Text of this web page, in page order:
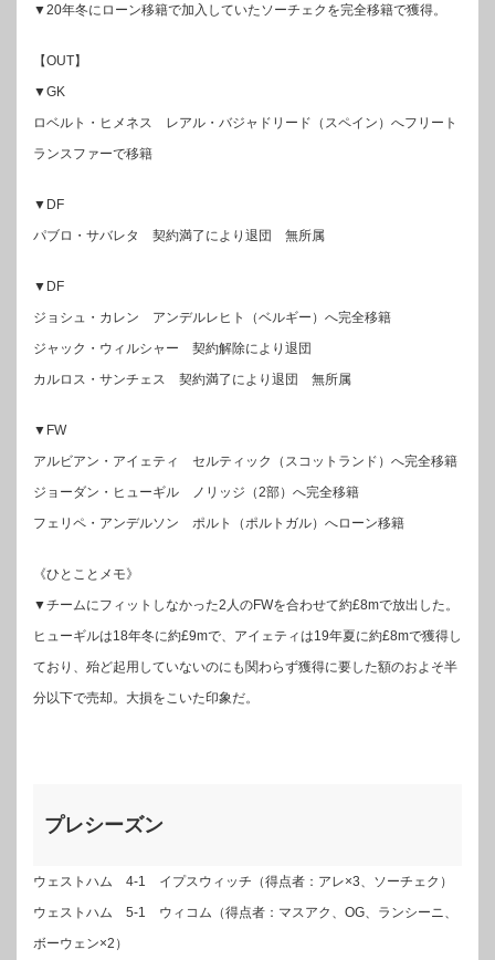
▼20年冬にローン移籍で加入していたソーチェクを完全移籍で獲得。
【OUT】
▼GK
ロベルト・ヒメネス レアル・バジャドリード（スペイン）へフリート
ランスファーで移籍
▼DF
パブロ・サバレタ 契約満了により退団 無所属
▼DF
ジョシュ・カレン アンデルレヒト（ベルギー）へ完全移籍
ジャック・ウィルシャー 契約解除により退団
カルロス・サンチェス 契約満了により退団 無所属
▼FW
アルビアン・アイェティ セルティック（スコットランド）へ完全移籍
ジョーダン・ヒューギル ノリッジ（2部）へ完全移籍
フェリペ・アンデルソン ポルト（ポルトガル）へローン移籍
《ひとことメモ》
▼チームにフィットしなかった2人のFWを合わせて約£8mで放出した。
ヒューギルは18年冬に約£9mで、アイェティは19年夏に約£8mで獲得し
ており、殆ど起用していないのにも関わらず獲得に要した額のおよそ半
分以下で売却。大損をこいた印象だ。
プレシーズン
ウェストハム 4-1 イプスウィッチ（得点者：アレ×3、ソーチェク）
ウェストハム 5-1 ウィコム（得点者：マスアク、OG、ランシーニ、
ボーウェン×2）